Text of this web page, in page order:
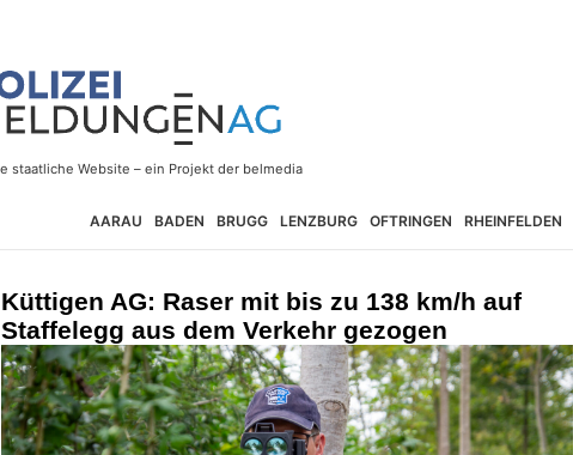
AARAU BADEN BRUGG LENZBURG OFTRINGEN RHEINFELDEN
Küttigen AG: Raser mit bis zu 138 km/h auf
Staffelegg aus dem Verkehr gezogen